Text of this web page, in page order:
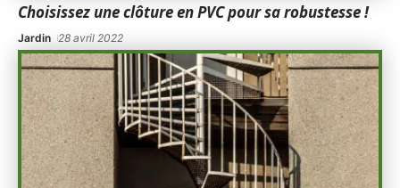
Choisissez une clôture en PVC pour sa robustesse !
Jardin 28 avril 2022